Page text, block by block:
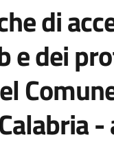
di
e dei